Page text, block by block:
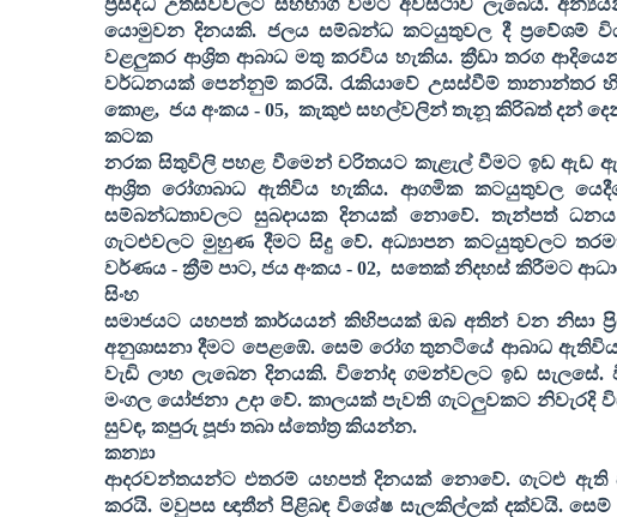
ප්‍රසිද්ධ උත්සවවලට සහභාගි වීමට අවස්ථාව ලැබෙයි.
යොමුවන දිනයකි. ජලය සම්බන්ධ කටයුතුවල දී ප්‍රවේශම්
වළලුකර ආශ්‍රිත ආබාධ මතු කරවිය හැකිය. ක්‍රීඩා තරග
වර්ධනයක් පෙන්නුම් කරයි. රැකියාවේ උසස්වීම්
කොළ, ජය අංකය - 05, කැකුළු සහල්වලින් තැනූ කිරිබත් දන්
කටක
නරක සිතුවිලි පහළ වීමෙන් චරිතයට කැළැල් වීමට ඉඩ ඇඩ
ආශ්‍රිත රෝගාබාධ ඇතිවිය හැකිය. ආගමික කටයුතුවල
සම්බන්ධතාවලට සුබදායක දිනයක් නොවේ. තැන්පත්
ගැටළුවලට මුහුණ දීමට සිදු වේ. අධ්‍යාපන කටයුතුවලට
වර්ණය - ක්‍රීම් පාට, ජය අංකය - 02, සතෙක් නිදහස් කිරීමට
සිංහ
සමාජයට යහපත් කාර්යයන් කිහිපයක් ඔබ අතින් වන නිසා
අනුශාසනා දීමට පෙළඹේ. සෙම් රෝග තුනටියේ ආබාධ
වැඩි ලාභ ලැබෙන දිනයකි. විනෝද ගමන්වලට ඉඩ
මංගල යෝජනා උදා වේ. කාලයක් පැවති ගැටලුවකට නිවැරදි
සුවඳ, කපුරු පූජා තබා ස්තෝත්‍ර කියන්න.
කන්‍යා
ආදරවන්තයන්ට එතරම් යහපත් දිනයක් නොවේ. ගැටළු
කරයි. මවුපස ඥාතීන් පිළිබඳ විශේෂ සැලකිල්ලක් දක්වයි.